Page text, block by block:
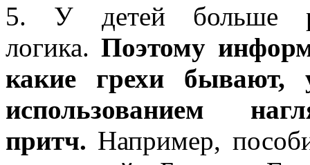
5. У детей больше
логика.Поэтому
какие грехи бывают,
использованием
притч. Например,